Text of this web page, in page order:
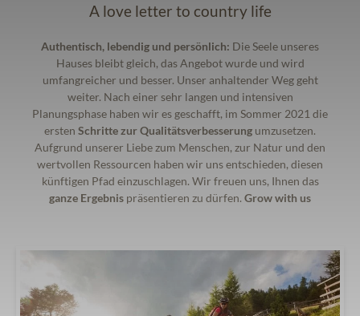
A love letter to country life
Authentisch, lebendig und persönlich: Die Seele unseres
Hauses bleibt gleich, das Angebot wurde und wird
umfangreicher und besser. Unser anhaltender Weg geht
weiter. Nach einer sehr langen und intensiven
Planungsphase haben wir es geschafft, im Sommer 2021 die
ersten Schritte zur Qualitätsverbesserung umzusetzen.
Aufgrund unserer Liebe zum Menschen, zur Natur und den
wertvollen Ressourcen haben wir uns entschieden, diesen
künftigen Pfad einzuschlagen. Wir freuen uns, Ihnen das
ganze Ergebnis präsentieren zu dürfen. Grow with us